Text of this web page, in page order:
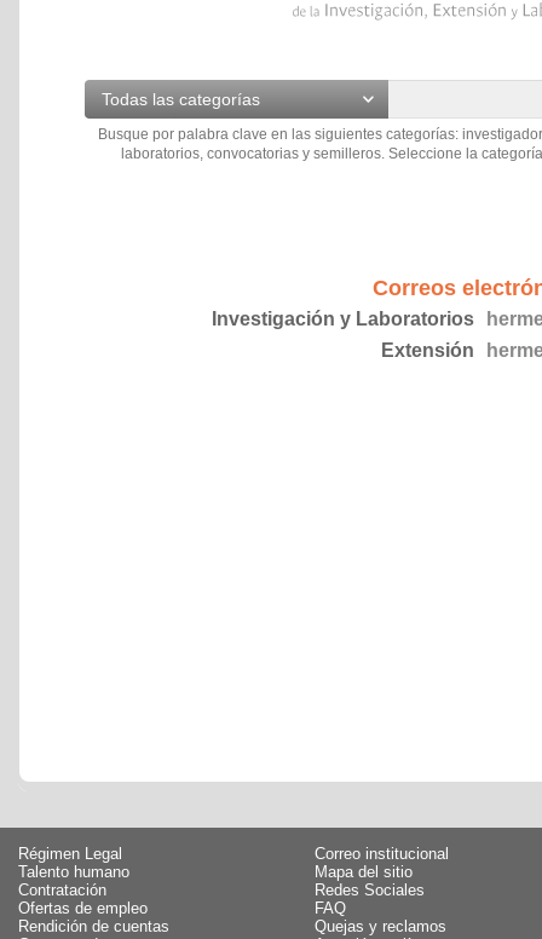
Todas las categorías
Busque por palabra clave en las siguientes categorías:
laboratorios, convocatorias y semilleros. Seleccione la
Correos
Investigación y Laboratorios
Extensión
Régimen Legal
Talento humano
Contratación
Ofertas de empleo
Rendición de cuentas
Correo institucional
Mapa del sitio
Redes Sociales
FAQ
Quejas y reclamos